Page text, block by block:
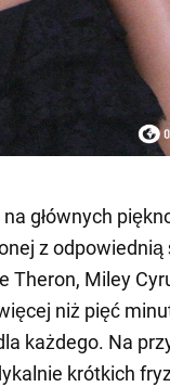
głównych
z odpowiednią
Theron, Miley
niż pięć
każdego. Na
krótkich